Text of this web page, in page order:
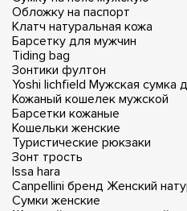
Обложку на паспорт
Клатч натуральная кожа
Барсетку для мужчин
Tiding bag
Зонтики фултон
Yoshi lichfield Мужская сумка
Кожаный кошелек мужской
Барсетки кожаные
Кошельки женские
Туристические рюкзаки
Зонт трость
Issa hara
Canpellini бренд Женский
Сумки женские